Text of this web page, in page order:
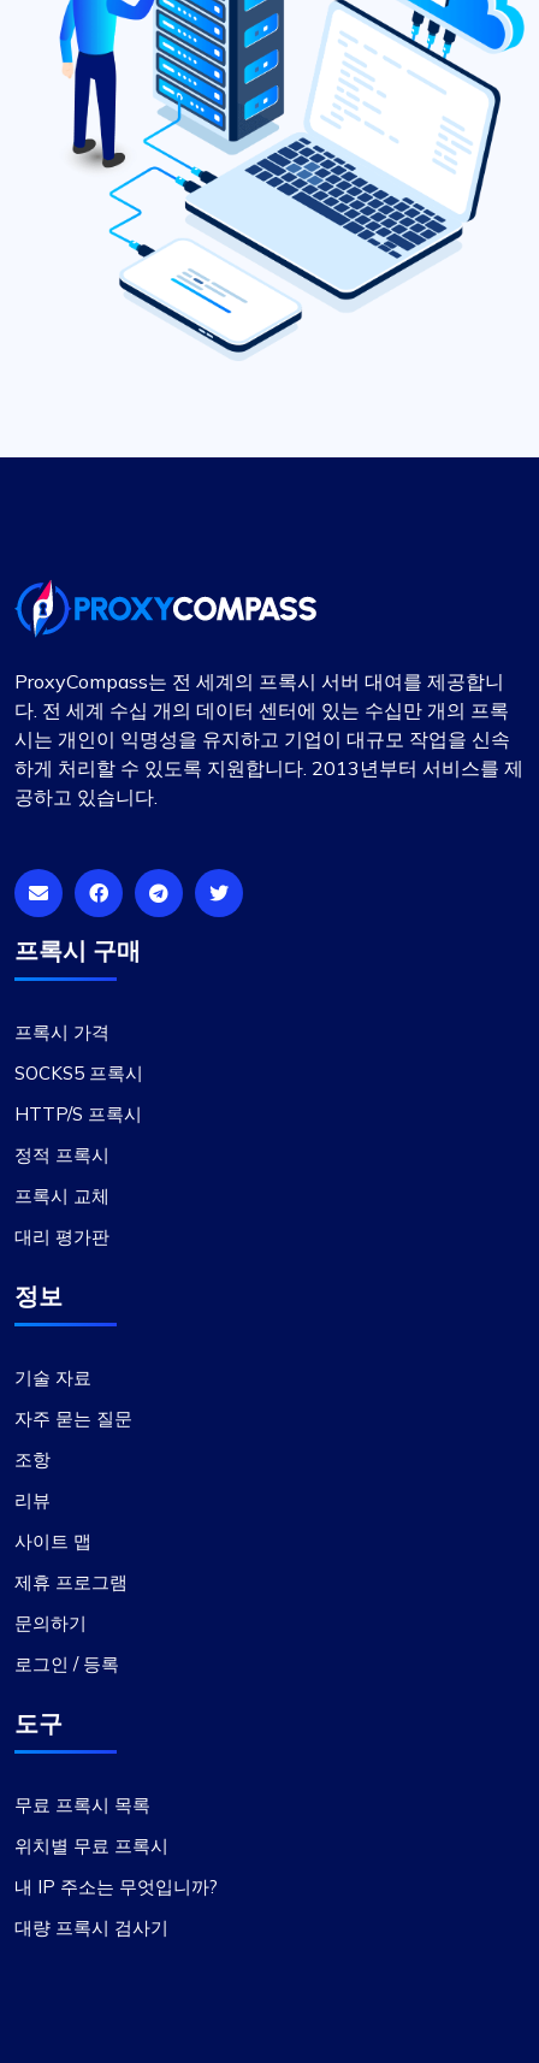
ProxyCompass는 전 세계의 프록시 서버 대여를 제공합니
다. 전 세계 수십 개의 데이터 센터에 있는 수십만 개의 프록
시는 개인이 익명성을 유지하고 기업이 대규모 작업을 신속
하게 처리할 수 있도록 지원합니다. 2013년부터 서비스를 제
공하고 있습니다.
프록시 구매
프록시 가격
SOCKS5 프록시
HTTP/S 프록시
정적 프록시
프록시 교체
대리 평가판
정보
기술 자료
자주 묻는 질문
조항
리뷰
사이트 맵
제휴 프로그램
문의하기
로그인 / 등록
도구
무료 프록시 목록
위치별 무료 프록시
내 IP 주소는 무엇입니까?
대량 프록시 검사기